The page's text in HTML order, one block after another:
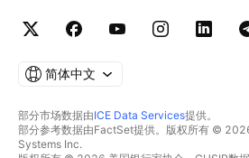
简体中文
部分市场数据由ICE Data Services提供。
部分参考数据由FactSet提供。版权所有 ©
Systems Inc.